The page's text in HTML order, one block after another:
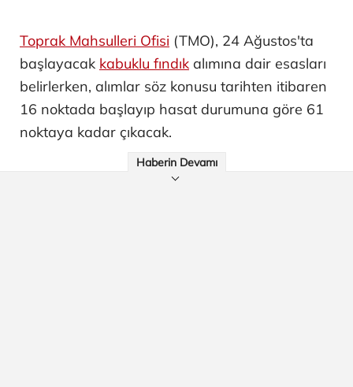
Toprak Mahsulleri Ofisi (TMO), 24 Ağustos'ta
başlayacak kabuklu fındık alımına dair esasları
belirlerken, alımlar söz konusu tarihten itibaren
16 noktada başlayıp hasat durumuna göre 61
noktaya kadar çıkacak.
Haberin Devamı